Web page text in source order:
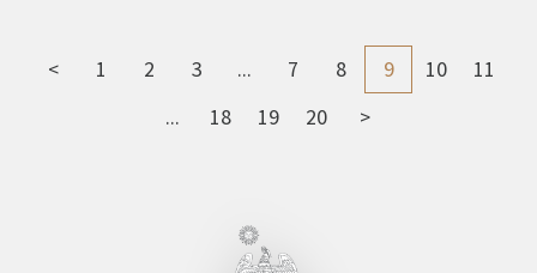
< 1 2 3 ... 7 8 9 10
11
...
18 19 20 >